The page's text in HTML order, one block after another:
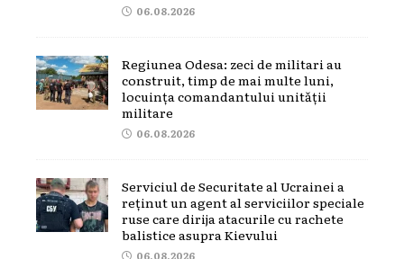
06.08.2026
Regiunea Odesa: zeci de militari au
construit, timp de mai multe luni,
locuința comandantului unității
militare
06.08.2026
Serviciul de Securitate al Ucrainei a
reținut un agent al serviciilor speciale
ruse care dirija atacurile cu rachete
balistice asupra Kievului
06.08.2026